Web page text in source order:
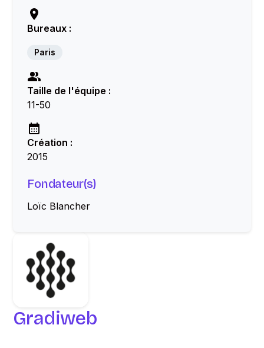
Gradiweb
Bureaux :
Paris
Taille de l'équipe :
11-50
Création :
2015
Fondateur(s)
Loïc Blancher